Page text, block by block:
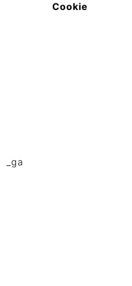
Cookie
_ga